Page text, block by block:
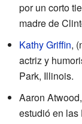
por un corto
madre de
Kathy Griffin,
actriz y
Park, Illinois.
Aaron
estudió en las